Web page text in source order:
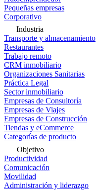
Pequeñas empresas
Corporativo
Industria
Transporte y almacenamiento
Restaurantes
Trabajo remoto
CRM inmobiliario
Organizaciones Sanitarias
Práctica Legal
Sector inmobiliario
Empresas de Consultoría
Empresas de Viajes
Empresas de Construcción
Tiendas y eCommerce
Categorías de producto
Objetivo
Productividad
Comunicación
Movilidad
Administración y liderazgo